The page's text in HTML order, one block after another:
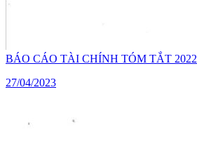
BÁO CÁO TÀI CHÍNH TÓM TẮT 2022
27/04/2023